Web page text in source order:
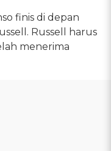
finis di depan
Russell harus
menerima